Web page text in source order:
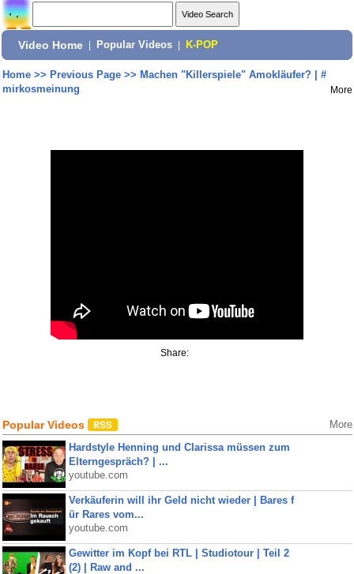
Video Home Popular Videos K-POP
Home>> Previous Page>> Machen "Killerspiele" Amokläufer? | #
mirkosmeinung
More
Share:
Popular Videos More
Hardstyle Henning und Clarissa müssen zum
Elterngespräch? | ...
youtube.com
Verkäuferin will ihr Geld nicht wieder | Bares f
ür Rares vom...
youtube.com
Gewitter im Kopf bei RTL | Studiotour | Teil 2
(2) | Raw and ...